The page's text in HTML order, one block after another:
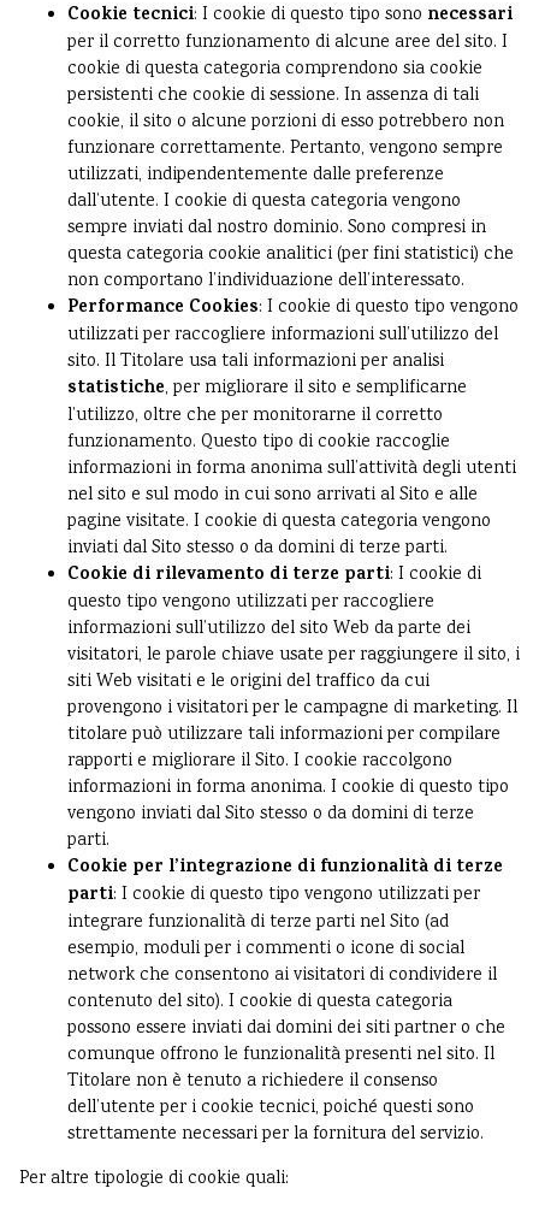
Cookie tecnici: I cookie di questo tipo sono necessari
per il corretto funzionamento di alcune aree del sito. I
cookie di questa categoria comprendono sia cookie
persistenti che cookie di sessione. In assenza di tali
cookie, il sito o alcune porzioni di esso potrebbero non
funzionare correttamente. Pertanto, vengono sempre
utilizzati, indipendentemente dalle preferenze
dall’utente. I cookie di questa categoria vengono
sempre inviati dal nostro dominio. Sono compresi in
questa categoria cookie analitici (per fini statistici) che
non comportano l’individuazione dell’interessato.
Performance Cookies: I cookie di questo tipo vengono
utilizzati per raccogliere informazioni sull’utilizzo del
sito. Il Titolare usa tali informazioni per analisi
statistiche, per migliorare il sito e semplificarne
l’utilizzo, oltre che per monitorarne il corretto
funzionamento. Questo tipo di cookie raccoglie
informazioni in forma anonima sull’attività degli utenti
nel sito e sul modo in cui sono arrivati al Sito e alle
pagine visitate. I cookie di questa categoria vengono
inviati dal Sito stesso o da domini di terze parti.
Cookie di rilevamento di terze parti: I cookie di
questo tipo vengono utilizzati per raccogliere
informazioni sull’utilizzo del sito Web da parte dei
visitatori, le parole chiave usate per raggiungere il sito, i
siti Web visitati e le origini del traffico da cui
provengono i visitatori per le campagne di marketing. Il
titolare può utilizzare tali informazioni per compilare
rapporti e migliorare il Sito. I cookie raccolgono
informazioni in forma anonima. I cookie di questo tipo
vengono inviati dal Sito stesso o da domini di terze
parti.
Cookie per l’integrazione di funzionalità di terze
parti: I cookie di questo tipo vengono utilizzati per
integrare funzionalità di terze parti nel Sito (ad
esempio, moduli per i commenti o icone di social
network che consentono ai visitatori di condividere il
contenuto del sito). I cookie di questa categoria
possono essere inviati dai domini dei siti partner o che
comunque offrono le funzionalità presenti nel sito. Il
Titolare non è tenuto a richiedere il consenso
dell’utente per i cookie tecnici, poiché questi sono
strettamente necessari per la fornitura del servizio.
Per altre tipologie di cookie quali: